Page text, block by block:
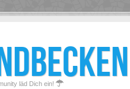
läd Dich ein!